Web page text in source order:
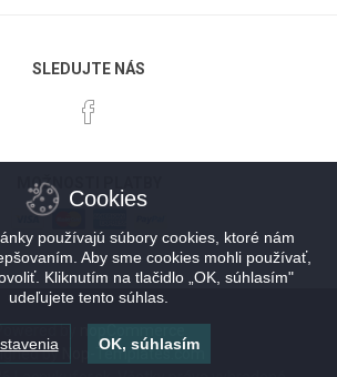
SLEDUJTE NÁS
MOŽNOSTI PLATBY
by
by
Nop-Templates.com
Cookies
používajú súbory cookies, ktoré nám
Aby sme cookies mohli používať,
Kliknutím na tlačidlo „OK, súhlasím"
udeľujete tento súhlas.
OK, súhlasím